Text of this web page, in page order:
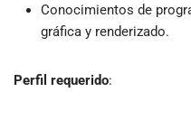
Conocimientos de
gráfica y renderizado.
Perfil requerido: